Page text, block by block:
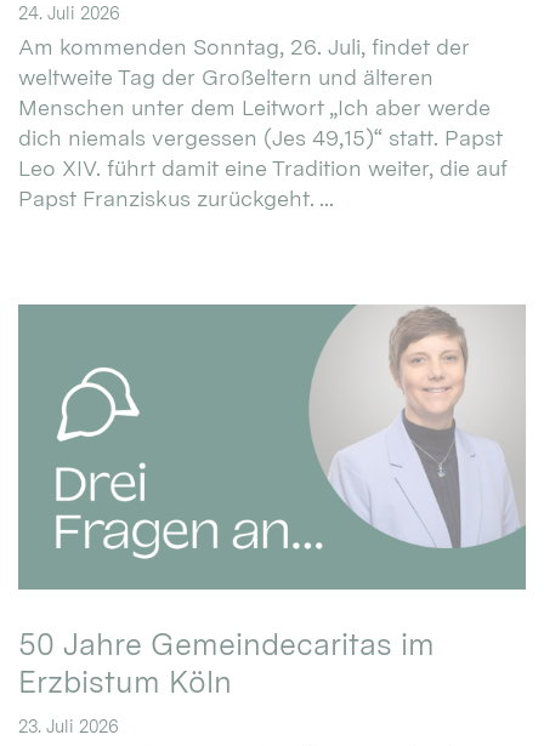
24. Juli 2026
Am kommenden Sonntag, 26. Juli, findet der
weltweite Tag der Großeltern und älteren
Menschen unter dem Leitwort „Ich aber werde
dich niemals vergessen (Jes 49,15)“ statt. Papst
Leo XIV. führt damit eine Tradition weiter, die auf
Papst Franziskus zurückgeht. ...
50 Jahre Gemeindecaritas im
Erzbistum Köln
23. Juli 2026